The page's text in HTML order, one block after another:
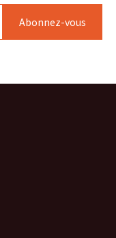
Abonnez-vous